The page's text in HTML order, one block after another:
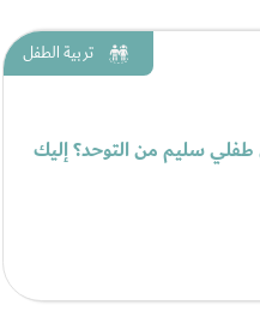
تربية الطفل
سليم من التوحد؟ إليك